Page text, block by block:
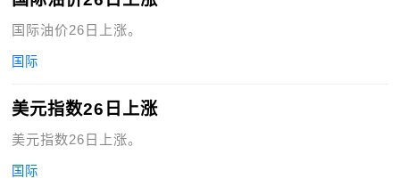
国际油价26日上涨。
国际
美元指数26日上涨
美元指数26日上涨。
国际